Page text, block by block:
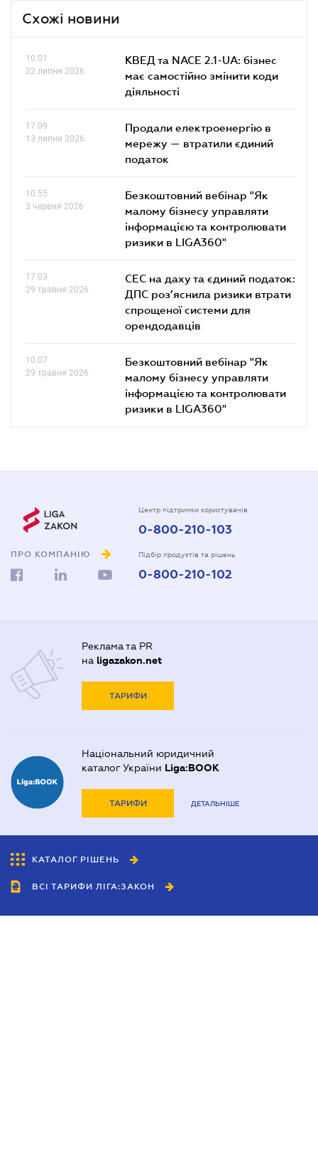
Схожі новини
10.01
22 липня 2026
КВЕД та NACE 2.1-UA: бізнес
має самостійно змінити коди
діяльності
17.09
13 липня 2026
Продали електроенергію в
мережу — втратили єдиний
податок
10.55
3 червня 2026
Безкоштовний вебінар "Як
малому бізнесу управляти
інформацією та контролювати
ризики в LIGA360"
17.03
29 травня 2026
СЕС на даху та єдиний податок:
ДПС роз’яснила ризики втрати
спрощеної системи для
орендодавців
10.07
29 травня 2026
Безкоштовний вебінар "Як
малому бізнесу управляти
інформацією та контролювати
ризики в LIGA360"
ПРО КОМПАНІЮ
Центр підтримки користувачів
0-800-210-103
Підбір продуктів та рішень
0-800-210-102
Реклама та PR
на ligazakon.net
ТАРИФИ
Національний юридичний
каталог України Liga:BOOK
ТАРИФИ ДЕТАЛЬНІШЕ
КАТАЛОГ РІШЕНЬ
ВСІ ТАРИФИ ЛІГА:ЗАКОН